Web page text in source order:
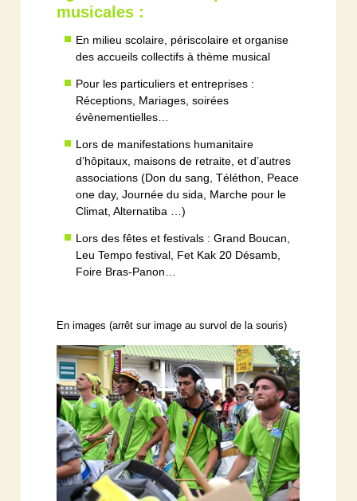
musicales :
En milieu scolaire, périscolaire et organise
des accueils collectifs à thème musical
Pour les particuliers et entreprises :
Réceptions, Mariages, soirées
évènementielles…
Lors de manifestations humanitaire
d’hôpitaux, maisons de retraite, et d’autres
associations (Don du sang, Téléthon, Peace
one day, Journée du sida, Marche pour le
Climat, Alternatiba …)
Lors des fêtes et festivals : Grand Boucan,
LeuTempo festival, Fet Kak 20 Désamb,
Foire Bras-Panon…
En images (arrêt sur image au survol de la souris)